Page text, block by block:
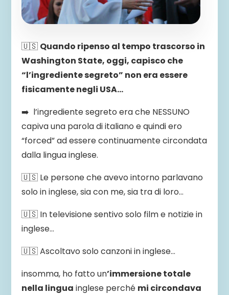
🇺🇸 Quando ripenso al tempo trascorso in
Washington State, oggi, capisco che
“l’ingrediente segreto” non era essere
fisicamente negli USA…
➡️ l’ingrediente segreto era che NESSUNO
capiva una parola di italiano e quindi ero
“forced” ad essere continuamente circondata
dalla lingua inglese.
🇺🇸 Le persone che avevo intorno parlavano
solo in inglese, sia con me, sia tra di loro…
🇺🇸 In televisione sentivo solo film e notizie in
inglese…
🇺🇸 Ascoltavo solo canzoni in inglese…
insomma, ho fatto un’immersione totale
nella lingua inglese perché mi circondava